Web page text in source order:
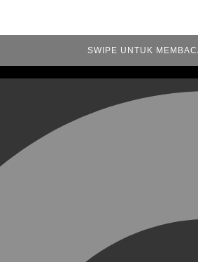
SWIPE UNTUK